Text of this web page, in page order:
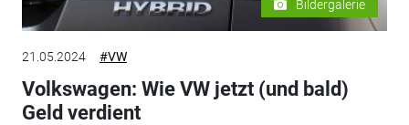
Bildergalerie
21.05.2024 #VW
Volkswagen: Wie VW jetzt (und bald)
Geld verdient